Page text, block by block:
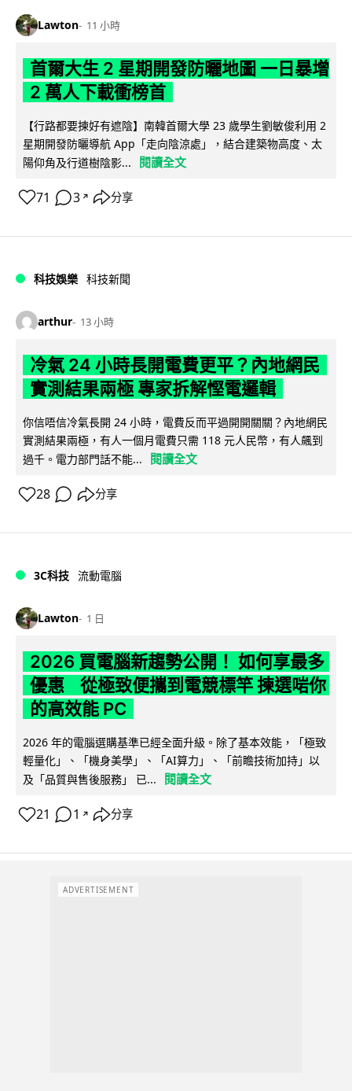
Lawton 11 小時
首爾大生 2 星期開發防曬地圖 一日暴增
2 萬人下載衝榜首
【行路都要揀好有遮陰】南韓首爾大學 23 歲學生劉敏俊利用 2
星期開發防曬導航 App「走向陰涼處」，結合建築物高度、太
陽仰角及行道樹陰影...
閱讀全文
71 3 ↗ 分享
科技娛樂 科技新聞
arthur 13 小時
冷氣 24 小時長開電費更平？內地網民
實測結果兩極 專家拆解慳電邏輯
你信唔信冷氣長開 24 小時，電費反而平過開開關關？內地網民
實測結果兩極，有人一個月電費只需 118 元人民幣，有人飆到
過千。電力部門話不能...
閱讀全文
28 分享
3C科技 流動電腦
Lawton 1 日
2026 買電腦新趨勢公開！ 如何享最多
優惠 從極致便攜到電競標竿 揀選啱你
的高效能 PC
2026 年的電腦選購基準已經全面升級。除了基本效能，「極致
輕量化」、「機身美學」、「AI算力」、「前瞻技術加持」以
及「品質與售後服務」 已...
閱讀全文
21 1 ↗ 分享
ADVERTISEMENT